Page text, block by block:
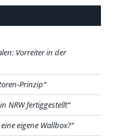
Vorreiter in der
Prinzip
NRW fertiggestellt
eigene Wallbox?